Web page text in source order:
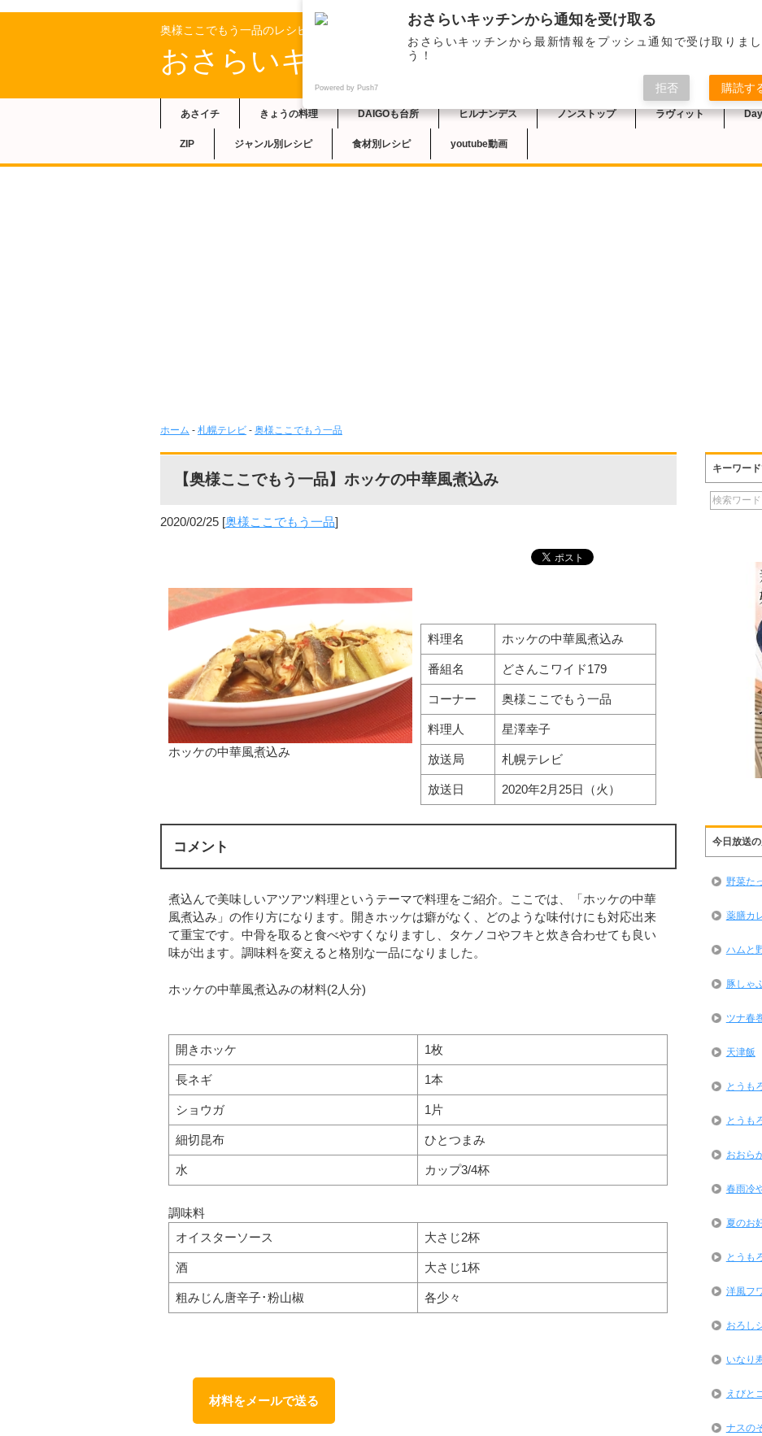
奥様ここでもう一品のレシピ
おさらいキッチン
あさイチ きょうの料理 DAIGOも台所 ヒルナンデス ノンストップ ラヴィット
ZIP ジャンル別レシピ 食材別レシピ youtube動画
ホーム - 札幌テレビ - 奥様ここでもう一品
【奥様ここでもう一品】ホッケの中華風煮込み
2020/02/25 [奥様ここでもう一品]
ホッケの中華風煮込み
料理名 ホッケの中華風煮込み
番組名 どさんこワイド179
コーナー 奥様ここでもう一品
料理人 星澤幸子
放送局 札幌テレビ
放送日 2020年2月25日（火）
コメント
煮込んで美味しいアツアツ料理というテーマで料理をご紹介。ここでは、「ホッケの中華
風煮込み」の作り方になります。開きホッケは癖がなく、どのような味付けにも対応出来
て重宝です。中骨を取ると食べやすくなりますし、タケノコやフキと炊き合わせても良い
味が出ます。調味料を変えると格別な一品になりました。
ホッケの中華風煮込みの材料(2人分)
開きホッケ 1枚
長ネギ 1本
ショウガ 1片
細切昆布 ひとつまみ
水 カップ3/4杯
調味料
オイスターソース
大さじ2杯
酒 大さじ1杯
粗みじん唐辛子･粉山椒 各少々
材料をメールで送る
キーワー
今日放送
野菜た
薬膳カ
ハムと
豚しゃ
ツナ春
天津飯
とうも
とうも
おおら
春雨冷
夏のお
とうも
洋風フ
おろし
いなり
えびと
ナスの
おさらいキッチンから通知を受け取る
おさらいキッチンから最新情報をプッシュ通知で受け取りまし
う！
Powered by Push7 拒否 購読す